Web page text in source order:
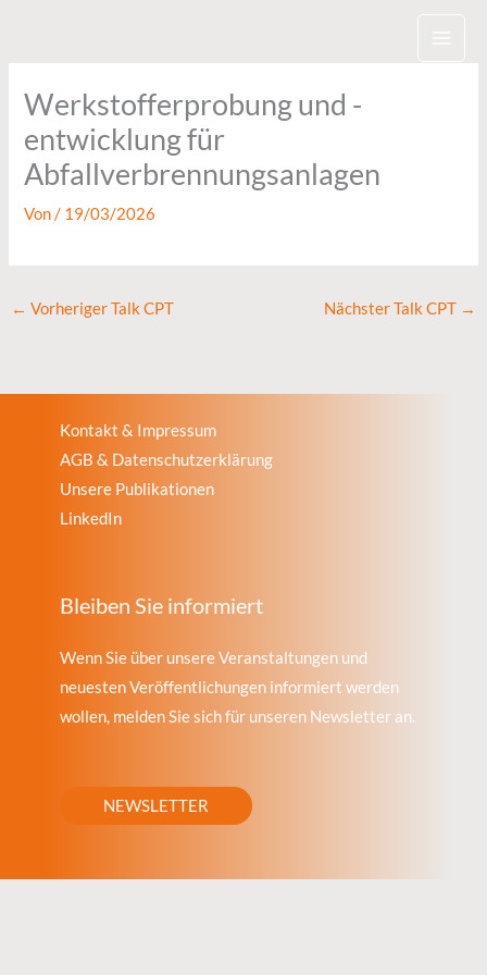
Werkstofferprobung und -
entwicklung für
Abfallverbrennungsanlagen
Von/ 19/03/2026
← Vorheriger Talk CPT Nächster Talk CPT →
Kontakt & Impressum
AGB & Datenschutzerklärung
Unsere Publikationen
LinkedIn
Bleiben Sie informiert
Wenn Sie über unsere Veranstaltungen und
neuesten Veröffentlichungen informiert werden
wollen, melden Sie sich für unseren Newsletter an.
NEWSLETTER